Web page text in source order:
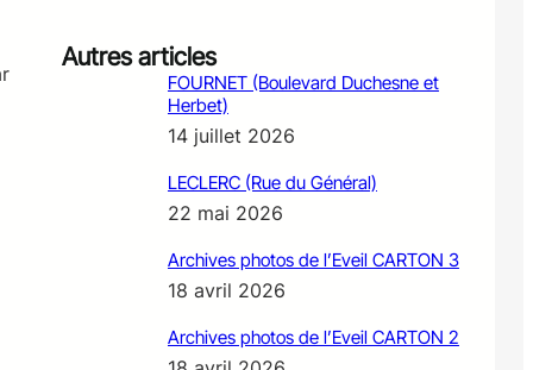
Autres articles
FOURNET (Boulevard Duchesne et
Herbet)
14 juillet 2026
LECLERC (Rue du Général)
22 mai 2026
Archives photos de l’Eveil CARTON 3
18 avril 2026
Archives photos de l’Eveil CARTON 2